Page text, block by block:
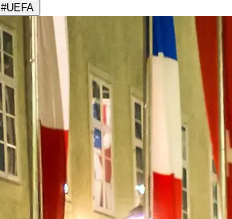
#UEFA